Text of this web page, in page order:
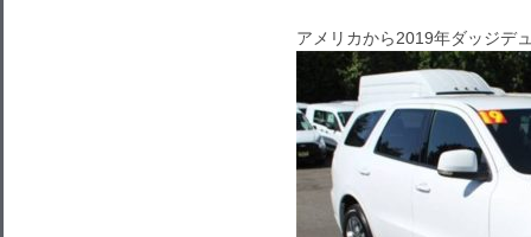
アメリカから2019年ダッジデ